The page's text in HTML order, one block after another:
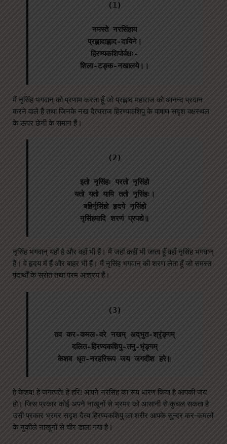
(1)
नमस्ते नरसिंहाय
प्रह्लादाह्लाद-दायिने।
हिरण्यकशिपोर्वक्षः-
शिला-टङ्क-नखालये।।
मैं नृसिंह भगवान्‌ को प्रणाम करता हूँ जो प्रह्लाद महाराज को आनन्द प्रदान
करने वाले हैं तथा जिनके नख दैत्यराज हिरण्यकशिपु के पाषाण सदृश वक्षस्थल
के ऊपर छेनी के समान हैं।
(2)
इतो नृसिंहः परतो नृसिंहो
यतो यतो यामि ततो नृसिंहः।
बहिर्नृसिंहो हृदये नृसिंहो
नृसिंहमादि शरणं प्रपद्ये॥
नृसिंह भगवान्‌ यहाँ है और वहाँ भी हैं। मैं जहाँ कहीं भी जाता हॅूँ वहाँ नृसिंह भगवान्‌
हैं। वे हृदय में हैं और बाहर भी हैं। मैं नृसिंह भगवान्‌ की शरण लेता हूँ जो समस्त
पदार्थों के स्रोत तथा परम आश्रय हैं।
(3)
तव कर-कमल-वरे नखम्‌ अद्‌भुत-श्रृंङ्गम्‌
दलित-हिरण्यकशिपु-तनु-भृंङ्गम्‌
केशव धृत-नरहरिरूप जय जगदीश हरे॥
हे केशव! हे जगत्पते! हे हरि! आपने नरसिंह का रूप धारण किया है आपकी जय
हो। जिस प्रकार कोई अपने नाखूनों से भ्रमर को आसानी से कुचल सकता है
उसी प्रकार भ्रमर सदृश दैत्य हिरण्यकशिपु का शरीर आपके सुन्दर कर-कमलों
के नुकीले नाखूनों से चीर डाला गया है।